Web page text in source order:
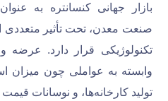
بازار جهانی کنسانتره به
صنعت معدن، تحت تأثیر متعددی
تکنولوژیکی قرار دارد. عرضه
وابسته به عواملی چون میزان
تولید کارخانه‌ها، و نوسانات